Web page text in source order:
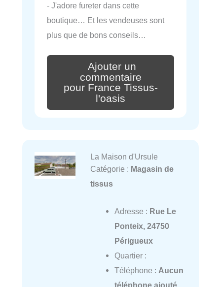
- J'adore fureter dans cette
boutique… Et les vendeuses sont
plus que de bons conseils…
Ajouter un
commentaire
pour France Tissus-
l'oasis
La Maison d'Ursule
Catégorie : Magasin de
tissus
Adresse : Rue Le
Ponteix, 24750
Périgueux
Quartier :
Téléphone : Aucun
téléphone ajouté